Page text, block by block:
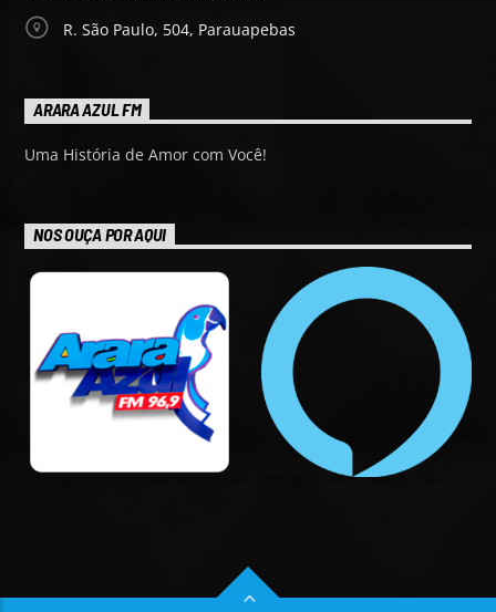
R. São Paulo, 504, Parauapebas
ARARA AZUL FM
Uma História de Amor com Você!
NOS OUÇA POR AQUI